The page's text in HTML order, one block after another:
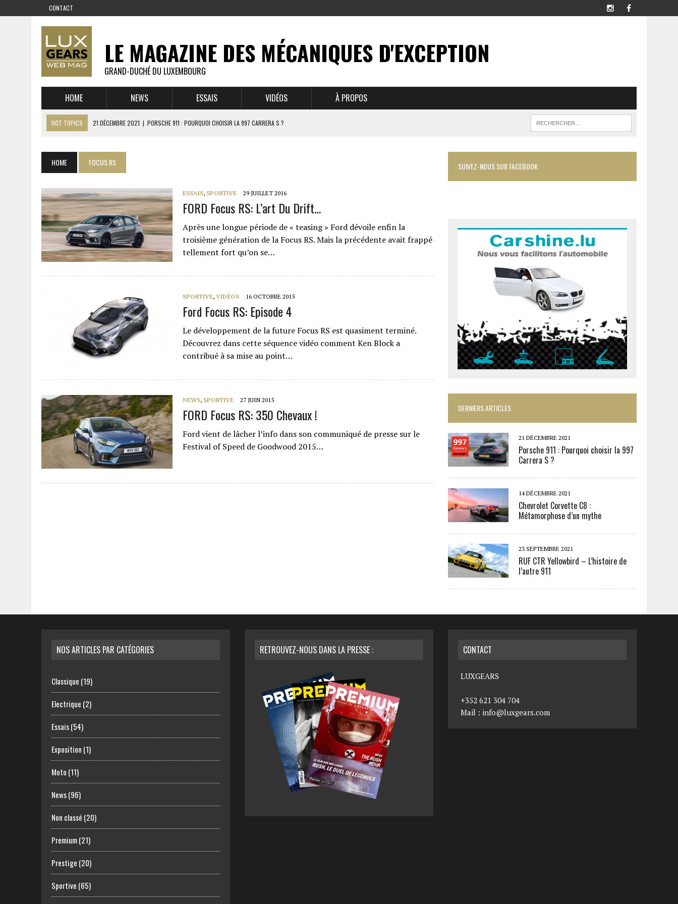
CONTACT
LE MAGAZINE DES MÉCANIQUES D'EXCEPTION
GRAND-DUCHÉ DU LUXEMBOURG
HOME NEWS ESSAIS VIDÉOS À PROPOS
HOT TOPICS 21 DÉCEMBRE 2021 | PORSCHE 911 : POURQUOI CHOISIR LA 997 CARRERA S ?
1 JUIN 2021 | GROUPE 3 : ALPINE A110 1600 S VS PORSCHE 911 2,7 RS
6 AVRIL 2021 | DE L’HUILE SUR LA PISTE – ART CARS
22 OCTOBRE 2020 | EXPO MAZDA 100 ANS – AUTOWORLD MUSEUM BRUSSELS
HOME FOCUS RS
ESSAIS, SPORTIVE 29 JUILLET 2016
FORD Focus RS: L’art Du Drift…
Après une longue période de « teasing » Ford dévoile enfin la
troisième génération de la Focus RS. Mais la précédente avait frappé
tellement fort qu’on se…
SPORTIVE, VIDÉOS 16 OCTOBRE 2015
Ford Focus RS: Episode 4
Le développement de la future Focus RS est quasiment terminé.
Découvrez dans cette séquence vidéo comment Ken Block a
contribué à sa mise au point…
NEWS, SPORTIVE 27 JUIN 2015
FORD Focus RS: 350 Chevaux !
Ford vient de lâcher l’info dans son communiqué de presse sur le
Festival of Speed de Goodwood 2015…
SUIVEZ-NOUS SUR FACEBOOK
DERNIERS ARTICLES
21 DÉCEMBRE 2021
Porsche 911 : Pourquoi choisir la 997
Carrera S ?
14 DÉCEMBRE 2021
Chevrolet Corvette C8 :
Métamorphose d’un mythe
23 SEPTEMBRE 2021
RUF CTR Yellowbird – L’histoire de
l’autre 911
NOS ARTICLES PAR CATÉGORIES
Classique (19)
Electrique (2)
Essais(54)
Exposition (1)
Moto (11)
News(96)
Non classé (20)
Premium(21)
Prestige (20)
Sportive (65)
RETROUVEZ-NOUS DANS LA PRESSE : CONTACT
LUXGEARS
+352 621 304 704
Mail : info@luxgears.com